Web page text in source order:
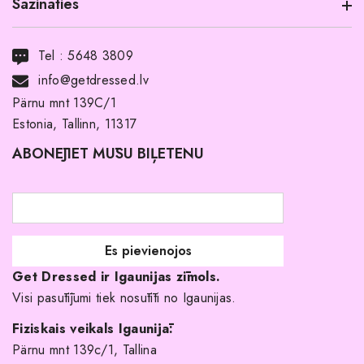
Informācija par produktu
Noma ar pirkuma tiesībām
Par mums
Pirkuma noteikumi un nosacījumi
Atgriešanas politika
Līgavas družiņu kleitas
Veikali
Kāpēc izvēlēties mūs?
Tel :5648 3809
info@getdressed.lv
Pärnu mnt 139C/1
Estonia, Tallinn, 11317
ABONĒJIET MŪSU BIĻETENU
Get Dressed ir Igaunijas zīmols.
Visi pasūtījumi tiek nosūtīti no Igaunijas.
Fiziskais veikals Igaunijā:
Pärnu mnt 139c/1, Tallina